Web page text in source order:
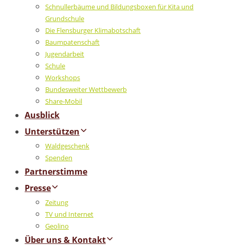
Schnullerbäume und Bildungsboxen für Kita und
Grundschule
Die Flensburger Klimabotschaft
Baumpatenschaft
Jugendarbeit
Schule
Workshops
Bundesweiter Wettbewerb
Share-Mobil
Ausblick
Unterstützen
Waldgeschenk
Spenden
Partnerstimme
Presse
Zeitung
TV und Internet
Geolino
Über uns & Kontakt